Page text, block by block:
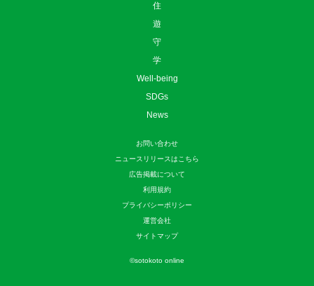
住
遊
守
学
Well-being
SDGs
News
お問い合わせ
ニュースリリースはこちら
広告掲載について
利用規約
プライバシーポリシー
運営会社
サイトマップ
©sotokoto online